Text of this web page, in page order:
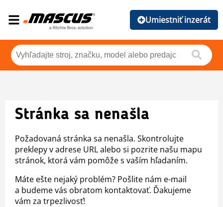
Umiestniť inzerát
Stránka sa nenašla
Požadovaná stránka sa nenašla. Skontrolujte
preklepy v adrese URL alebo si pozrite našu mapu
stránok, ktorá vám pomôže s vaším hľadaním.
Máte ešte nejaký problém? Pošlite nám e-mail
a budeme vás obratom kontaktovať. Ďakujeme
vám za trpezlivosť!